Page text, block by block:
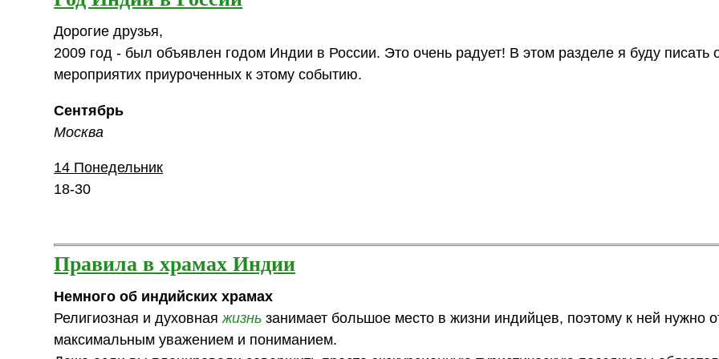
Дорогие друзья,
2009 год - был объявлен годом Индии в России. Это очень радует! В этом разделе я буду писать
мероприятих приуроченных к этому событию.
Сентябрь
Москва
14 Понедельник
18-30
Правила в храмах Индии
Немного об индийских храмах
Религиозная и духовнаяжизнь занимает большое место в жизни индийцев, поэтому к ней нужно
максимальным уважением и пониманием.